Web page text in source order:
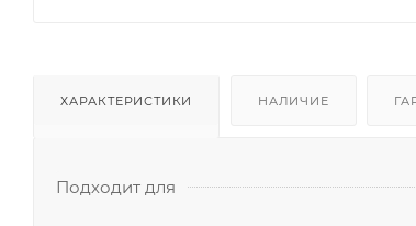
ХАРАКТЕРИСТИКИ НАЛИЧИЕ
Подходит для